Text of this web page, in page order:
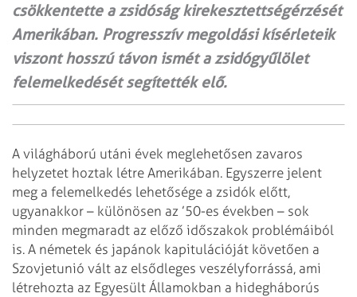
csökkentette a zsidóság kirekesztettségérzését
Amerikában. Progresszív megoldási kísérleteik
viszont hosszú távon ismét a zsidógyűlölet
felemelkedését segítették elő.
A világháború utáni évek meglehetősen zavaros
helyzetet hoztak létre Amerikában. Egyszerre jelent
meg a felemelkedés lehetősége a zsidók előtt,
ugyanakkor – különösen az ’50-es években – sok
minden megmaradt az előző időszakok problémáiból
is. A németek és japánok kapitulációját követően a
Szovjetunió vált az elsődleges veszélyforrássá, ami
létrehozta az Egyesült Államokban a hidegháborús